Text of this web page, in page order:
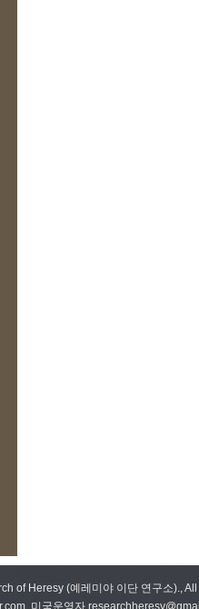
of Heresy (예레미야 이단 연구소).,
미국운영자